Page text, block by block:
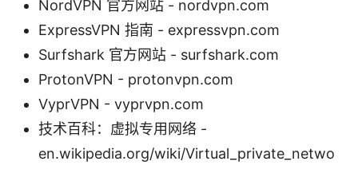
NordVPN 官方网站 - nordvpn.com
ExpressVPN 指南 - expressvpn.com
Surfshark 官方网站 - surfshark.com
ProtonVPN - protonvpn.com
VyprVPN - vyprvpn.com
技术百科：虚拟专用网络 -
en.wikipedia.org/wiki/Virtual_private_netwo